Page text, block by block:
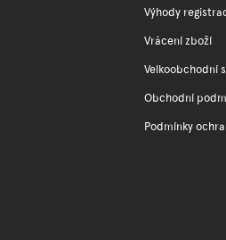
Výhody
Vrácení zboží
Velkoobchodní
Obchodní
Podmínky